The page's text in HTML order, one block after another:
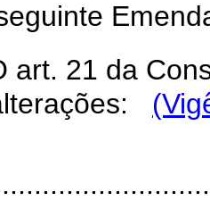
art. 21 da